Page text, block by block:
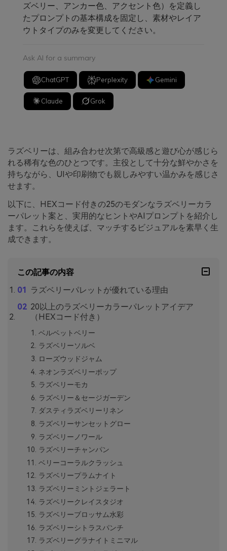
ズベリー、アンカー色、アクセント色）を定義し
たプロンプトの基本構成を固定し、素材やレイア
ウトタイプのみを変更してください。
Ask AI for a summary
ChatGPT Perplexity Gemini
Claude Grok
ラズベリーは、組み合わせ次第で高級感と遊び心が感じら
れる稀有な色のひとつです。主役として十分な鮮やかさを
持ちながら、UIや印刷物でも親しみやすい温かみを感じさ
せます。
以下に、HEXコード付きの25のモダンなラズベリーカラ
ーパレット案と、実用的なヒントやAIプロンプトを紹介し
ます。これらを使えば、マッチするビジュアルを素早く生
成できます。
この記事の内容
ラズベリーパレットが優れている理由
20以上のラズベリーカラーパレットアイデア
（HEXコード付き）
ベルベットベリー
ラズベリーソルベ
ローズウッドジャム
ネオンラズベリーポップ
ラズベリーモカ
ラズベリー＆セージガーデン
ダスティラズベリーリネン
ラズベリーサンセットグロー
ラズベリーノワール
ラズベリーチャンパン
ベリーコーラルクラッシュ
ラズベリープラムナイト
ラズベリーミントジェラート
ラズベリークレイスタジオ
ラズベリーブロッサム水彩
ラズベリーシトラスパンチ
ラズベリーグラナイトミニマル